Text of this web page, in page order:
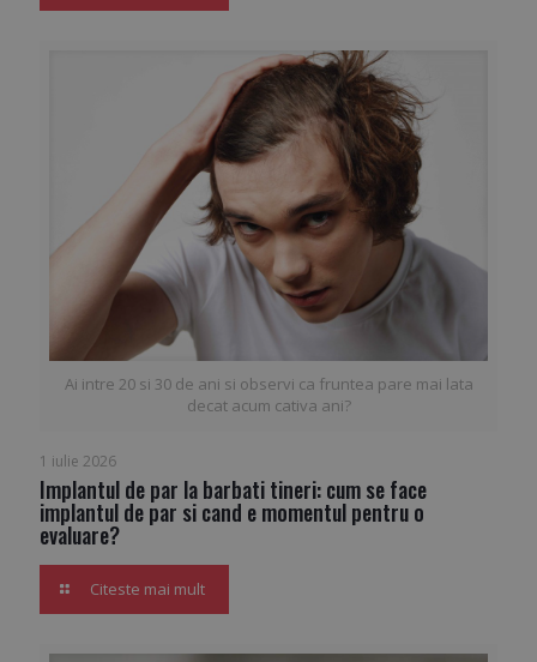
Ai intre 20 si 30 de ani si observi ca fruntea pare mai lata
decat acum cativa ani?
1 iulie 2026
Implantul de par la barbati tineri: cum se face
implantul de par si cand e momentul pentru o
evaluare?
Citeste mai mult